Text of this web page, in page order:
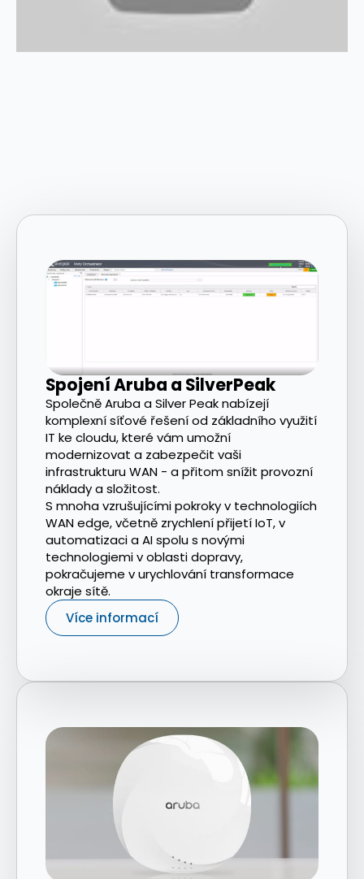
Spojení Aruba a SilverPeak
Společně Aruba a Silver Peak nabízejí
komplexní síťové řešení od základního využití
IT ke cloudu, které vám umožní
modernizovat a zabezpečit vaši
infrastrukturu WAN - a přitom snížit provozní
náklady a složitost.
S mnoha vzrušujícími pokroky v technologiích
WAN edge, včetně zrychlení přijetí IoT, v
automatizaci a AI spolu s novými
technologiemi v oblasti dopravy,
pokračujeme v urychlování transformace
okraje sítě.
Více informací